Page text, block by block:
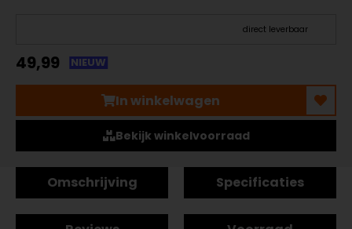
direct leverbaar
49,99 NIEUW
In winkelwagen
Bekijk winkelvoorraad
Omschrijving Specificaties